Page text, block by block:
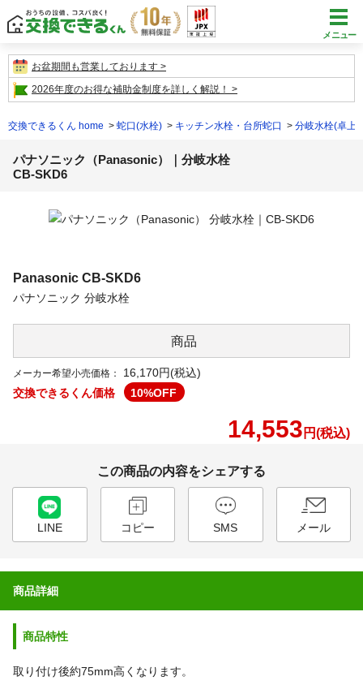
メニュー
お盆期間も営業しております
2026年度のお得な補助金制度を詳しく解説！
交換できるくん home 蛇口(水栓) キッチン水栓・台所蛇口 分岐水栓(卓上
パナソニック（Panasonic）｜分岐水栓
CB-SKD6
Panasonic CB-SKD6
パナソニック 分岐水栓
商品
メーカー希望小売価格：
16,170円(税込)
交換できるくん価格
10%OFF
14,553 円(税込)
この商品の内容をシェアする
LINE コピー SMS メール
商品詳細
商品特性
取り付け後約75mm高くなります。